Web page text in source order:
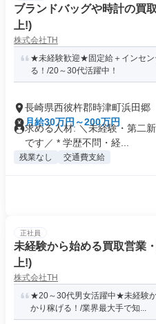
ブランドバッグや時計の買
上!)
株式会社TH
★未経験歓迎★固定給＋インセン
る！/20～30代活躍中！
長崎県西彼杵郡時津町浜田郷
月給30万円～200万円
求める人材: ＼未経験・第二
です／ * 学歴不問・経...
残業なし 交通費支給
正社員
未経験から始める買取営業
上!)
株式会社TH
★20～30代男女活躍中★未経験
かり稼げる！/業界最大手で知...